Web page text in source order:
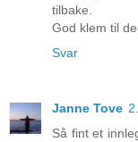
tilbake.
God klem til
Svar
Janne Tove
Så fint et